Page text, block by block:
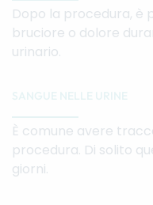
Dopo la procedura, è
bruciore o dolore
urinario.
SANGUE NELLE URINE
È comune avere
procedura. Di solito
giorni.